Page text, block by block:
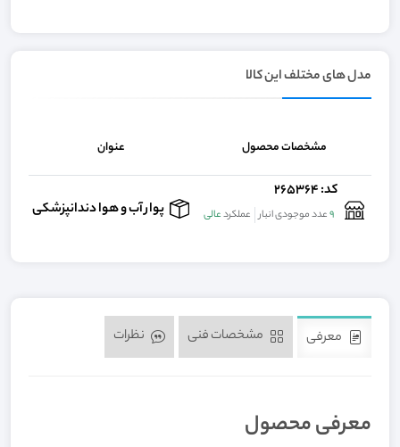
مدل های مختلف این کالا
مشخصات محصول عنوان
کد: 265364
9عدد موجودی انبار عملکردعالی پوار آب و هوا دندانپزشکی
معرفی
معرفی محصول